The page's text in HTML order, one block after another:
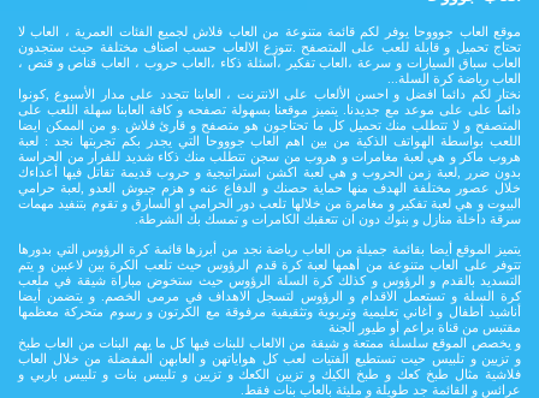
موقع العاب جوووحا يوفر لكم قائمة متنوعة من العاب فلاش لجميع الفئات العمرية ، العاب لا
تحتاج تحميل و قابلة للعب على المتصفح .تتوزع الالعاب حسب اصناف مختلفة حيث ستجدون
العاب سباق السيارات و سرعة ،العاب تفكير ،أسئلة ذكاء ،العاب حروب ، العاب قناص و قنص ،
العاب رياضة كرة السلة...
نختار لكم دائما افضل و احسن الألعاب على الانترنت ، العابنا تتجدد على مدار اﻷسبوع ,كونوا
دائما على على موعد مع جديدنا. يتميز موقعنا بسهولة تصفحه و كافة العابنا سهلة اللعب على
المتصفح و لا تتطلب منك تحميل كل ما تحتاجون هو متصفح و قارئ فلاش .و من الممكن ايضا
اللعب بواسطة الهواتف الذكية من بين اهم العاب جوووحا التي يجدر بكم تجربتها نجد : لعبة
هروب ماكر و هي لعبة مغامرات و هروب من سجن تتطلب منك ذكاء شديد للفرار من الحراسة
بدون ضرر ,لعبة زمن الحروب و هي لعبة اكشن استراتيجية و حروب قديمة تقاتل فيها أعداءك
خلال عصور مختلفة الهدف منها حماية حصنك و الدفاع عنه و هزم جيوش العدو ,لعبة حرامي
البيوت و هي لعبة تفكير و مغامرة من خلالها تلعب دور الحرامي او السارق و تقوم بتنفيد مهمات
سرقة داخلة منازل و بنوك دون ان تتعقبك الكامرات و تمسك بك الشرطة.
يتميز الموقع أيضا بقائمة جميلة من العاب رياضة نجد من أبرزها قائمة كرة الرؤوس التي بدورها
تتوفر على العاب متنوعة من أهمها لعبة كرة قدم الرؤوس حيث تلعب الكرة بين لاعببن و يتم
التسديد بالقدم و الرؤوس و كذلك كرة السلة الرؤوس حيث ستخوض مباراة شيقة في ملعب
كرة السلة و تستعمل الاقدام و الرؤوس لتسجل الاهداف في مرمى الخصم. و يتضمن أيضا
أناشيد أطفال و أغاني تعليمية وتربوية وتثقيفية مرفوقة مع الكرتون و رسوم متحركة معظمها
مقتبس من قناة براعم أو طيور الجنة
و يخصص الموقع سلسلة ممتعة و شيقة من الالعاب للبنات فيها كل ما يهم البنات من العاب طبخ
و تزيين و تلبيس حيت تستطيع الفتيات لعب كل هواياتهن و العابهن المفضلة من خلال العاب
فلاشية مثال طبخ كعك و طبخ الكيك و تزيين الكعك و تزيين و تلبيس بنات و تلبيس باربي و
عرائس و القائمة جد طويلة و مليئة بالعاب بنات فقط.